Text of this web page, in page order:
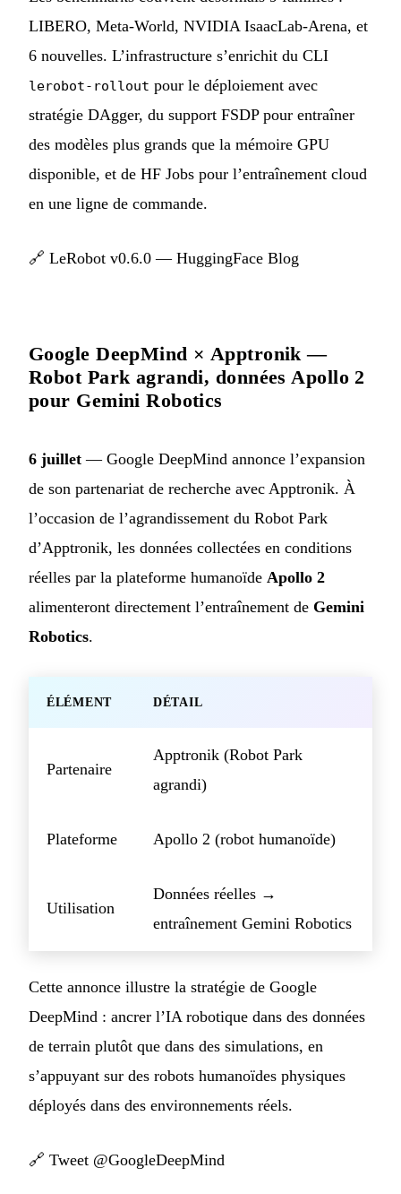
LIBERO, Meta-World, NVIDIA IsaacLab-Arena, et
6 nouvelles. L’infrastructure s’enrichit du CLI
lerobot-rollout pour le déploiement avec
stratégie DAgger, du support FSDP pour entraîner
des modèles plus grands que la mémoire GPU
disponible, et de HF Jobs pour l’entraînement cloud
en une ligne de commande.
🔗 LeRobot v0.6.0 — HuggingFace Blog
Google DeepMind × Apptronik —
Robot Park agrandi, données Apollo 2
pour Gemini Robotics
6 juillet — Google DeepMind annonce l’expansion
de son partenariat de recherche avec Apptronik. À
l’occasion de l’agrandissement du Robot Park
d’Apptronik, les données collectées en conditions
réelles par la plateforme humanoïde Apollo 2
alimenteront directement l’entraînement de Gemini
Robotics.
ÉLÉMENT DÉTAIL
Partenaire
Apptronik (Robot Park
agrandi)
Plateforme Apollo 2 (robot humanoïde)
Utilisation
Données réelles →
entraînement Gemini Robotics
Cette annonce illustre la stratégie de Google
DeepMind : ancrer l’IA robotique dans des données
de terrain plutôt que dans des simulations, en
s’appuyant sur des robots humanoïdes physiques
déployés dans des environnements réels.
🔗 Tweet @GoogleDeepMind